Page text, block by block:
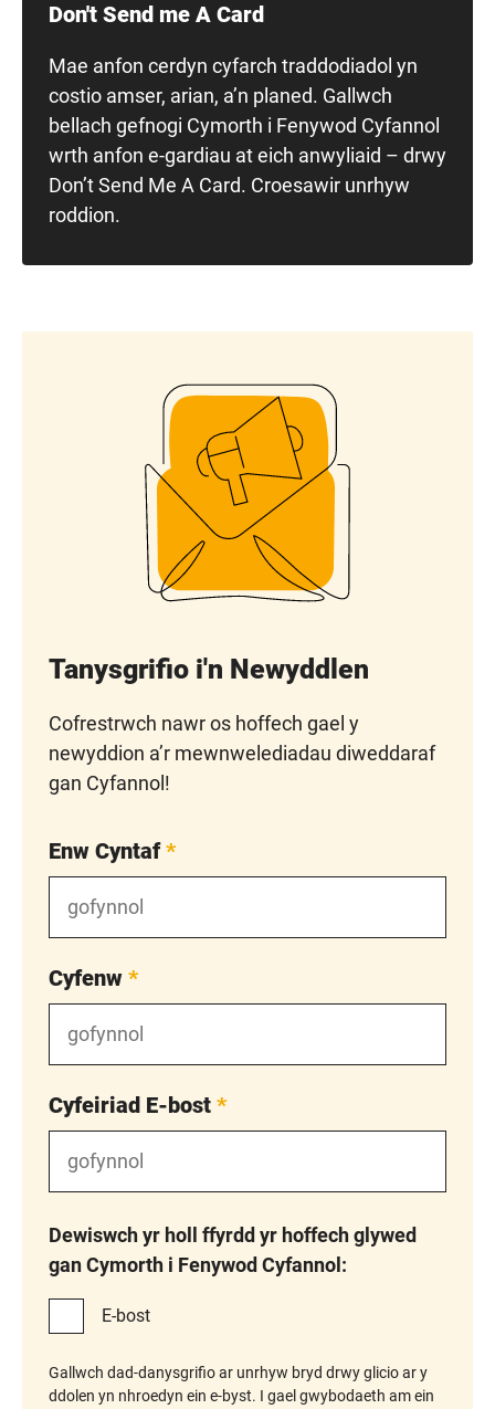
Don't Send me A Card
Mae anfon cerdyn cyfarch traddodiadol yn
costio amser, arian, a’n planed. Gallwch
bellach gefnogi Cymorth i Fenywod Cyfannol
wrth anfon e-gardiau at eich anwyliaid – drwy
Don’tSend Me A Card. Croesawir unrhyw
roddion.
Tanysgrifio i'n Newyddlen
Cofrestrwch nawr os hoffech gael y
newyddion a’r mewnwelediadau diweddaraf
gan Cyfannol!
Enw Cyntaf*
Cyfenw *
Cyfeiriad E-bost *
Dewiswch yr holl ffyrdd yr hoffech glywed
gan Cymorth i Fenywod Cyfannol:
E-bost
Gallwch dad-danysgrifio ar unrhyw bryd drwy glicio ar y
ddolen yn nhroedyn ein e-byst. I gael gwybodaeth am ein